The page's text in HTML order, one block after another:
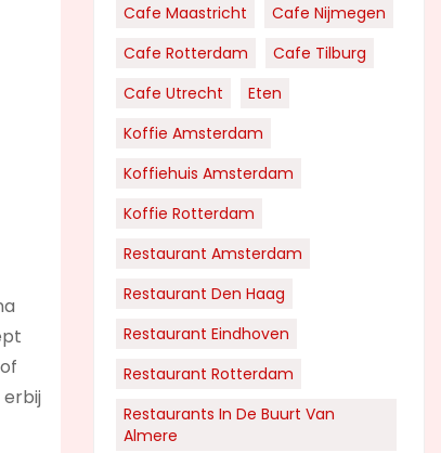
erbij
Cafe Maastricht
Cafe Nijmegen
Cafe Rotterdam
Cafe Tilburg
Cafe Utrecht
Eten
Koffie Amsterdam
Koffiehuis Amsterdam
Koffie Rotterdam
Restaurant Amsterdam
Restaurant Den Haag
Restaurant Eindhoven
Restaurant Rotterdam
Restaurants In De Buurt Van
Almere